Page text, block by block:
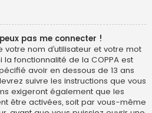
pas me connecter !
nom d’utilisateur et votre mot
fonctionnalité de la COPPA est
avoir en dessous de 13 ans
suivre les instructions que vous
exigeront également que les
être activées, soit par vous-même